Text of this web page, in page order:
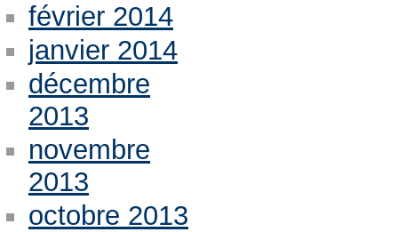
février 2014
janvier 2014
décembre
2013
novembre
2013
octobre 2013